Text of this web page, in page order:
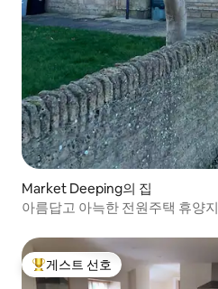
Market Deeping의 집
아름답고 아늑한 전원주택 휴양지
상위 게스트 선호
게스트 선호